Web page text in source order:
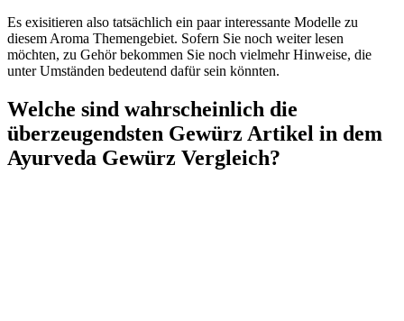
Es exisitieren also tatsächlich ein paar interessante Modelle zu
diesem Aroma Themengebiet. Sofern Sie noch weiter lesen
möchten, zu Gehör bekommen Sie noch vielmehr Hinweise, die
unter Umständen bedeutend dafür sein könnten.
Welche sind wahrscheinlich die
überzeugendsten Gewürz Artikel in dem
Ayurveda Gewürz Vergleich?